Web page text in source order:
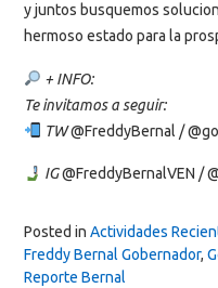
y juntos busquemos
hermoso estado para la
+ INFO:
Te invitamos a seguir:
TW@FreddyBernal /
IG@FreddyBernalVEN /
Posted in Actividades
Freddy Bernal Gobernador,
Reporte Bernal